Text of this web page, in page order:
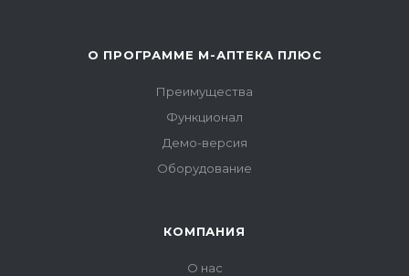
О ПРОГРАММЕ М-АПТЕКА ПЛЮС
Преимущества
Функционал
Демо-версия
Оборудование
КОМПАНИЯ
О нас